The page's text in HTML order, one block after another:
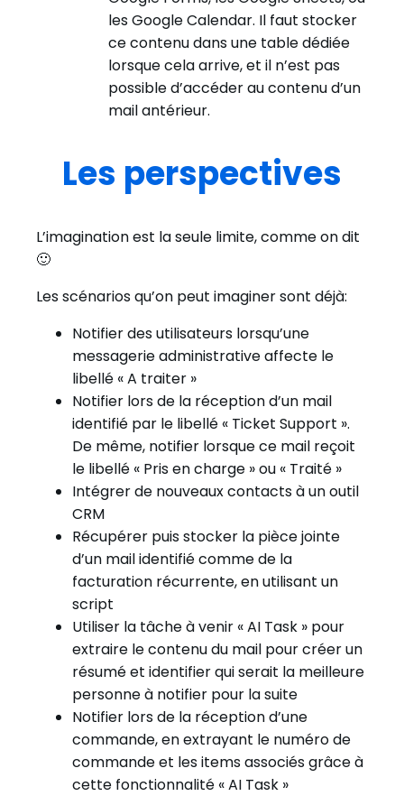
les Google Calendar. Il faut stocker
ce contenu dans une table dédiée
lorsque cela arrive, et il n’est pas
possible d’accéder au contenu d’un
mail antérieur.
Les perspectives
L’imagination est la seule limite, comme on dit
🙂
Les scénarios qu’on peut imaginer sont déjà:
Notifier des utilisateurs lorsqu’une
messagerie administrative affecte le
libellé « A traiter »
Notifier lors de la réception d’un mail
identifié par le libellé « Ticket Support ».
De même, notifier lorsque ce mail reçoit
le libellé « Pris en charge » ou « Traité »
Intégrer de nouveaux contacts à un outil
CRM
Récupérer puis stocker la pièce jointe
d’un mail identifié comme de la
facturation récurrente, en utilisant un
script
Utiliser la tâche à venir « AI Task » pour
extraire le contenu du mail pour créer un
résumé et identifier qui serait la meilleure
personne à notifier pour la suite
Notifier lors de la réception d’une
commande, en extrayant le numéro de
commande et les items associés grâce à
cette fonctionnalité « AI Task »